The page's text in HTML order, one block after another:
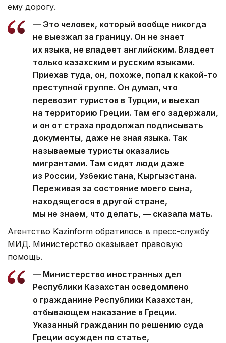
ему дорогу.
— Это человек, который вообще никогда
не выезжал за границу. Он не знает
их языка, не владеет английским. Владеет
только казахским и русским языками.
Приехав туда, он, похоже, попал к какой-то
преступной группе. Он думал, что
перевозит туристов в Турции, и выехал
на территорию Греции. Там его задержали,
и он от страха продолжал подписывать
документы, даже не зная языка. Так
называемые туристы оказались
мигрантами. Там сидят люди даже
из России, Узбекистана, Кыргызстана.
Переживая за состояние моего сына,
находящегося в другой стране,
мы не знаем, что делать, — сказала мать.
Агентство Kazinform обратилось в пресс-службу
МИД. Министерство оказывает правовую
помощь.
— Министерство иностранных дел
Республики Казахстан осведомлено
о гражданине Республики Казахстан,
отбывающем наказание в Греции.
Указанный гражданин по решению суда
Греции осужден по статье,